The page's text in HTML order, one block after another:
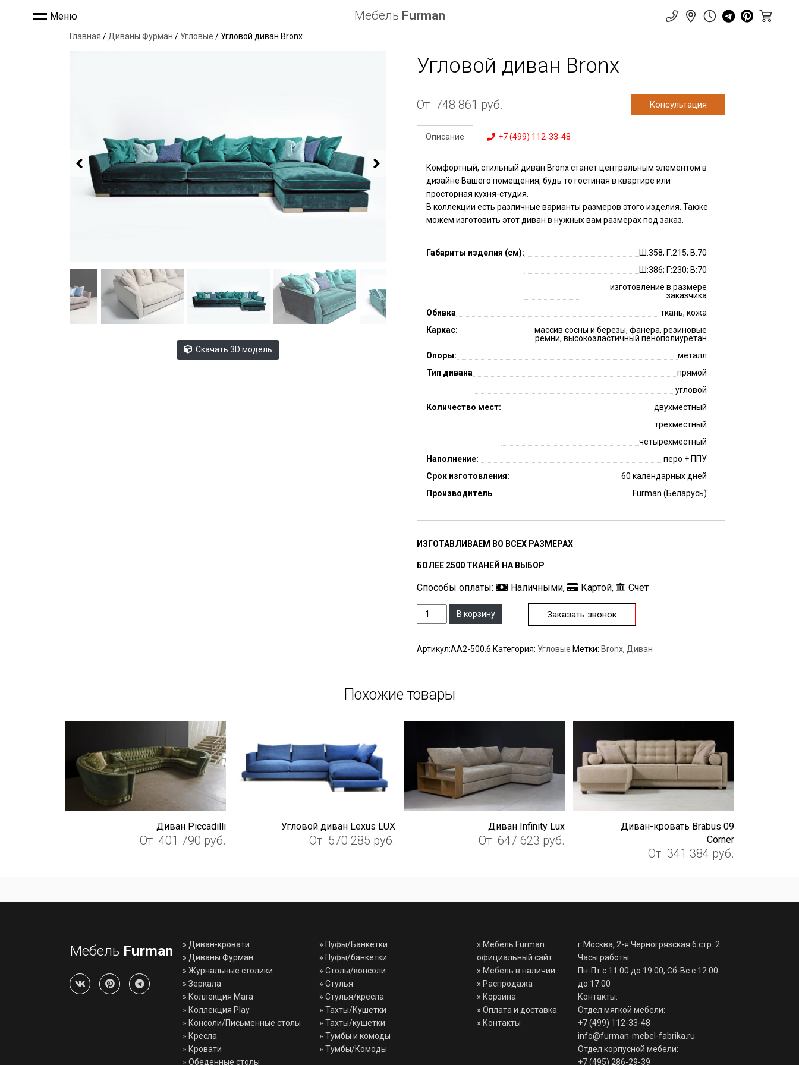
Меню Мебель Furman
Главная / Диваны Фурман / Угловые / Угловой диван Bronx
Скачать 3D модель
Угловой диван Bronx
От 748 861 руб. Консультация
Описание +7 (499) 112-33-48
Комфортный, стильный диван Bronx станет центральным элементом в
дизайне Вашего помещения, будь то гостиная в квартире или
просторная кухня-студия.
В коллекции есть различные варианты размеров этого изделия. Также
можем изготовить этот диван в нужных вам размерах под заказ.
Габариты изделия (см):
Ш:358; Г:215; В:70
Ш:386; Г:230; В:70
изготовление в размере
заказчика
Обивка
ткань, кожа
Каркас:
массив сосны и березы, фанера, резиновые
ремни, высокоэластичный пенополиуретан
Опоры:
металл
Тип дивана
прямой
угловой
Количество мест:
двухместный
трехместный
четырехместный
Наполнение:
перо + ППУ
Срок изготовления:
60 календарных дней
Производитель
Furman (Беларусь)
ИЗГОТАВЛИВАЕМ ВО ВСЕХ РАЗМЕРАХ
БОЛЕЕ 2500 ТКАНЕЙ НА ВЫБОР
Способы оплаты: Наличными, Картой, Счет
КоличествоВ корзину Заказать звонок
Артикул:AA2-500.6 Категория: Угловые Метки: Bronx, Диван
Похожие товары
Диван Piccadilli
От 401 790 руб.
Угловой диван Lexus LUX
От 570 285 руб.
Диван Infinity Lux
От 647 623 руб.
Диван-кровать Brabus 09
Corner
От 341 384 руб.
» Диван-кровати
» Диваны Фурман
» Журнальные столики
» Зеркала
» Коллекция Mara
» Коллекция Play
» Консоли/Письменные столы
» Кресла
» Кровати
» Обеденные столы
» Пуфы/Банкетки
» Пуфы/банкетки
» Столы/консоли
» Стулья
» Стулья/кресла
» Тахты/Кушетки
» Тахты/кушетки
» Тумбы и комоды
» Тумбы/Комоды
» Мебель Furman
официальный сайт
» Мебель в наличии
» Распродажа
» Корзина
» Оплата и доставка
» Контакты
Мебель Furman
г.Москва, 2-я Черногрязская 6 стр. 2
Часы работы:
Пн-Пт с 11:00 до 19:00, Сб-Вс с 12:00
до 17:00
Контакты:
Отдел мягкой мебели:
+7 (499) 112-33-48
info@furman-mebel-fabrika.ru
Отдел корпусной мебели:
+7 (495) 286-29-39